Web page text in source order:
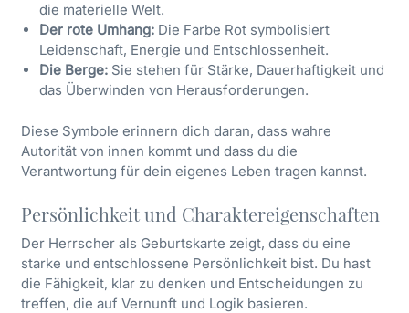
die materielle Welt.
Der rote Umhang: Die Farbe Rot symbolisiert
Leidenschaft, Energie und Entschlossenheit.
Die Berge: Sie stehen für Stärke, Dauerhaftigkeit und
das Überwinden von Herausforderungen.
Diese Symbole erinnern dich daran, dass wahre
Autorität von innen kommt und dass du die
Verantwortung für dein eigenes Leben tragen kannst.
Persönlichkeit und Charaktereigenschaften
Der Herrscher als Geburtskarte zeigt, dass du eine
starke und entschlossene Persönlichkeit bist. Du hast
die Fähigkeit, klar zu denken und Entscheidungen zu
treffen, die auf Vernunft und Logik basieren.